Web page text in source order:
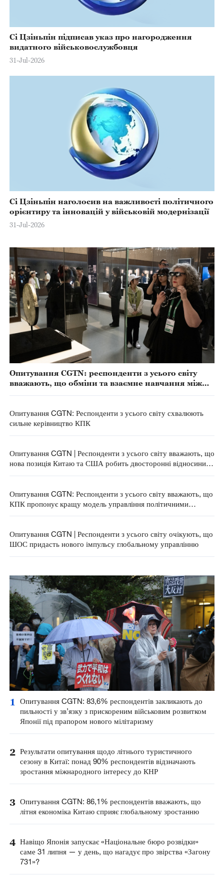
Сі Цзіньпін підписав указ про нагородження
видатного військовослужбовця
31-Jul-2026
Сі Цзіньпін наголосив на важливості політичного
орієнтиру та інновацій у військовій модернізації
31-Jul-2026
Опитування CGTN: респонденти з усього світу
вважають, що обміни та взаємне навчання між
Опитування CGTN: Респонденти з усього світу схвалюють
сильне керівництво КПК
Опитування CGTN | Респонденти з усього світу вважають, що
нова позиція Китаю та США робить двосторонні відносини
Опитування CGTN: Респонденти з усього світу вважають, що
КПК пропонує кращу модель управління політичними
Опитування CGTN | Респонденти з усього світу очікують, що
ШОС придасть нового імпульсу глобальному управлінню
1
Опитування CGTN: 83,6% респондентів закликають до
пильності у зв’язку з прискореним військовим розвитком
Японії під прапором нового мілітаризму
2 Результати опитування щодо літнього туристичного
сезону в Китаї: понад 90% респондентів відзначають
зростання міжнародного інтересу до КНР
3 Опитування CGTN: 86,1% респондентів вважають, що
літня економіка Китаю сприяє глобальному зростанню
4 Навіщо Японія запускає «Національне бюро розвідки»
саме 31 липня — у день, що нагадує про звірства «Загону
731»?